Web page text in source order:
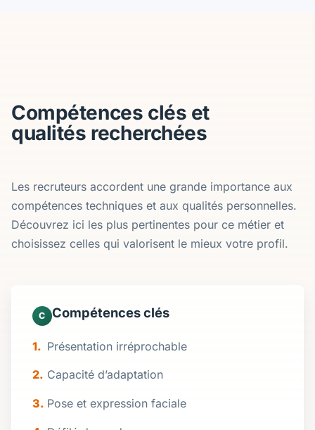
Compétences clés et
qualités recherchées
Les recruteurs accordent une grande importance aux
compétences techniques et aux qualités personnelles.
Découvrez ici les plus pertinentes pour ce métier et
choisissez celles qui valorisent le mieux votre profil.
C Compétences clés
Présentation irréprochable
Capacité d’adaptation
Pose et expression faciale